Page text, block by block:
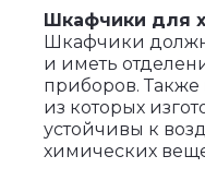
Шкафчики для
Шкафчики
и иметь
приборов.
из которых
устойчивы к
химических